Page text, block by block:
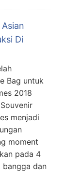
Di
Bag untuk
2018
menjadi
moment
pada 4
bangga dan